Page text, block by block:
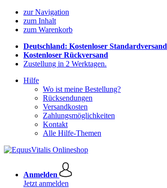
zur Navigation
zum Inhalt
zum Warenkorb
Deutschland: Kostenloser Standardversand
Kostenloser Rückversand
Zustellung in 2 Werktagen.
Hilfe
Wo ist meine Bestellung?
Rücksendungen
Versandkosten
Zahlungsmöglichkeiten
Kontakt
Alle Hilfe-Themen
Anmelden
Jetzt anmelden